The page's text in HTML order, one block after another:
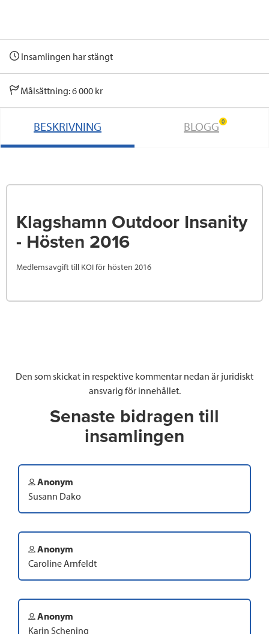
Insamlingen har stängt
Målsättning: 6 000 kr
BESKRIVNING BLOGG 0
Klagshamn Outdoor Insanity
- Hösten 2016
Medlemsavgift till KOI för hösten 2016
Den som skickat in respektive kommentar nedan är juridiskt
ansvarig för innehållet.
Senaste bidragen till
insamlingen
Anonym
Susann Dako
Anonym
Caroline Arnfeldt
Anonym
Karin Schening